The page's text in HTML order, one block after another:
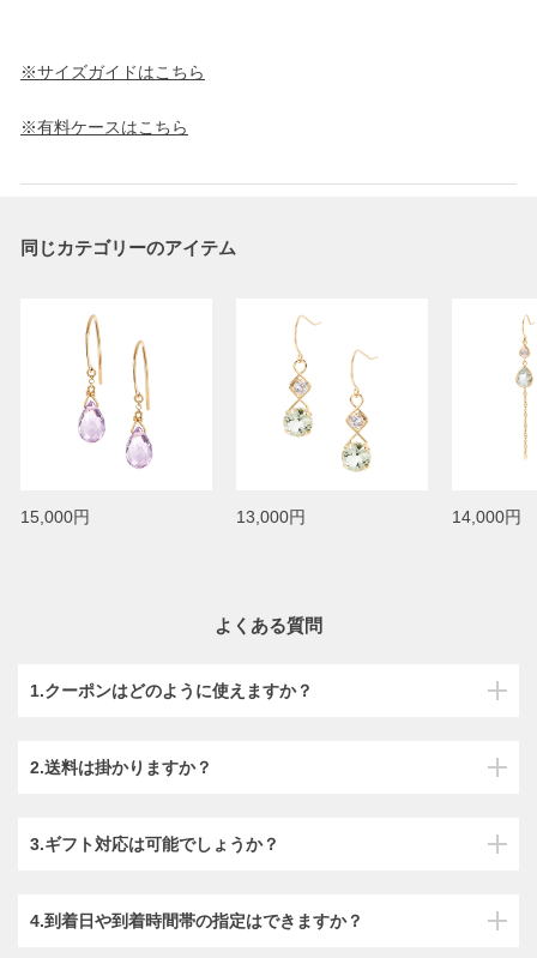
※サイズガイドはこちら
※有料ケースはこちら
同じカテゴリーのアイテム
15,000円 13,000円 14,000円
よくある質問
1.クーポンはどのように使えますか？
2.送料は掛かりますか？
3.ギフト対応は可能でしょうか？
4.到着日や到着時間帯の指定はできますか？